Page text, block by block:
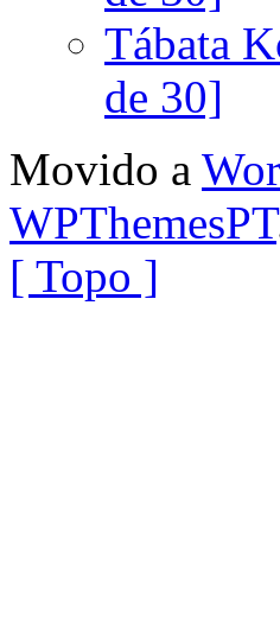
Tábata
de 30]
Movido a
WPThemesPT
[ Topo ]